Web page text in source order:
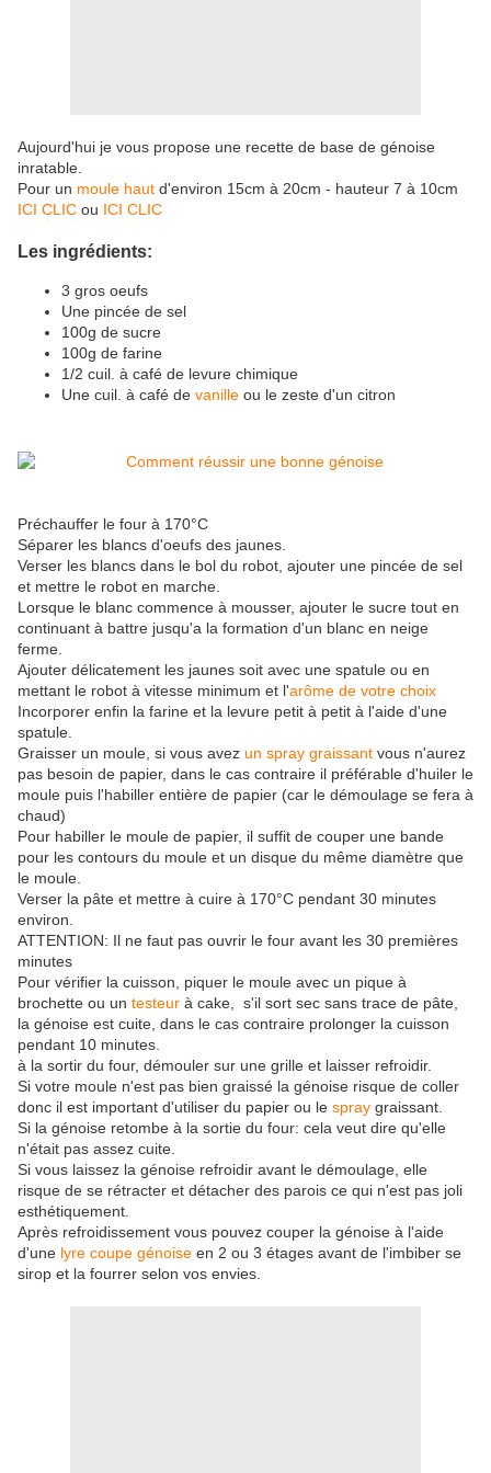
Aujourd'hui je vous propose une recette de base de génoise
inratable.
Pour un moule haut d'environ 15cm à 20cm - hauteur 7 à 10cm
ICI CLIC ou ICI CLIC
Les ingrédients:
3 gros oeufs
Une pincée de sel
100g de sucre
100g de farine
1/2 cuil. à café de levure chimique
Une cuil. à café de vanille ou le zeste d'un citron
Préchauffer le four à 170°C
Séparer les blancs d'oeufs des jaunes.
Verser les blancs dans le bol du robot, ajouter une pincée de sel
et mettre le robot en marche.
Lorsque le blanc commence à mousser, ajouter le sucre tout en
continuant à battre jusqu'a la formation d'un blanc en neige
ferme.
Ajouter délicatement les jaunes soit avec une spatule ou en
mettant le robot à vitesse minimum et l'arôme de votre choix
Incorporer enfin la farine et la levure petit à petit à l'aide d'une
spatule.
Graisser un moule, si vous avez un spray graissant vous n'aurez
pas besoin de papier, dans le cas contraire il préférable d'huiler le
moule puis l'habiller entière de papier (car le démoulage se fera à
chaud)
Pour habiller le moule de papier, il suffit de couper une bande
pour les contours du moule et un disque du même diamètre que
le moule.
Verser la pâte et mettre à cuire à 170°C pendant 30 minutes
environ.
ATTENTION: Il ne faut pas ouvrir le four avant les 30 premières
minutes
Pour vérifier la cuisson, piquer le moule avec un pique à
brochette ou un testeur à cake, s'il sort sec sans trace de pâte,
la génoise est cuite, dans le cas contraire prolonger la cuisson
pendant 10 minutes.
à la sortir du four, démouler sur une grille et laisser refroidir.
Si votre moule n'est pas bien graissé la génoise risque de coller
donc il est important d'utiliser du papier ou le spray graissant.
Si la génoise retombe à la sortie du four: cela veut dire qu'elle
n'était pas assez cuite.
Si vous laissez la génoise refroidir avant le démoulage, elle
risque de se rétracter et détacher des parois ce qui n'est pas joli
esthétiquement.
Après refroidissement vous pouvez couper la génoise à l'aide
d'une lyre coupe génoise en 2 ou 3 étages avant de l'imbiber se
sirop et la fourrer selon vos envies.